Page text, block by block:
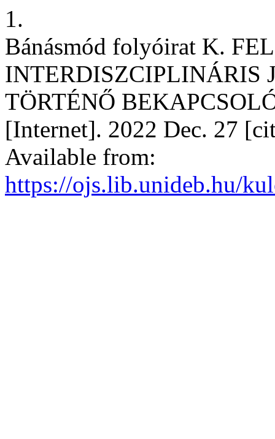
1.
Bánásmód folyóirat K.
INTERDISZCIPLINÁRIS
TÖRTÉNŐ
[Internet]. 2022 Dec. 27
Available from:
https://ojs.lib.unideb.hu/